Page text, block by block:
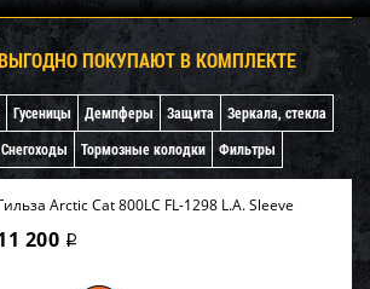
ПОКУПАЮТ В КОМПЛЕКТЕ
Гусеницы Демпферы Защита
Зеркала, стекла
Снегоходы Тормозные колодки Фильтры
Arctic Cat 800LC FL-1298 L.A. Sleeve
200 i